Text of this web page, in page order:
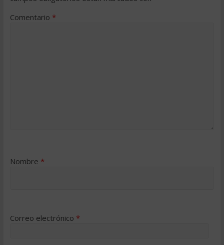
Comentario *
Nombre *
Correo electrónico *